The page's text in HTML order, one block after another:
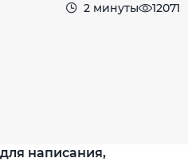
2 минуты 12071
написания,